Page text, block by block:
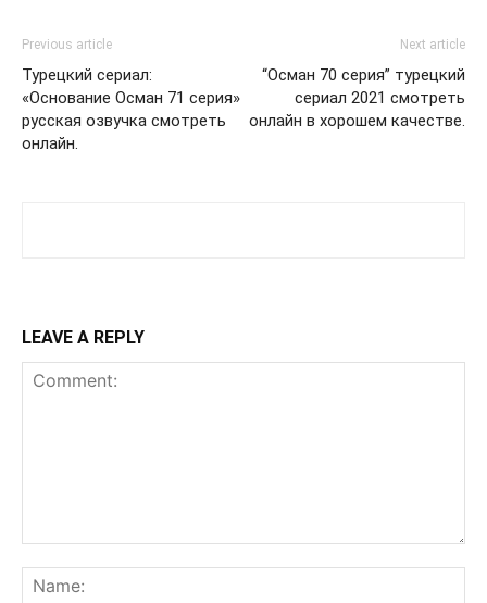
Previous article
Турецкий сериал:
«Основание Осман 71 серия»
русская озвучка смотреть
онлайн.
Next article
“Осман 70 серия” турецкий
сериал 2021 смотреть
онлайн в хорошем качестве.
LEAVE A REPLY